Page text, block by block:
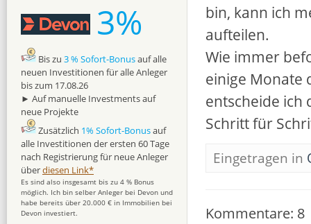
bin, kann ich
aufteilen.
Wie immer
einige Monate
entscheide ich
Schritt für
Eingetragen in
Kommentare: 8
3%
Bis zu 3 % Sofort-Bonusauf alle
neuen Investitionen für alle Anleger
bis zum 17.08.26
► Auf manuelle Investments auf
neue Projekte
Zusätzlich 1% Sofort-Bonusauf
alle Investitionen der ersten 60 Tage
nach Registrierung für neue Anleger
überdiesen Link*
Es sind also insgesamt bis zu 4 % Bonus
möglich. Ich bin selber Anleger bei Devon und
habe bereits über 20.000 € in Immobilien bei
Devon investiert.